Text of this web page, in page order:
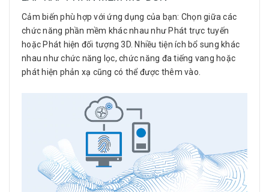
Cảm biến phù hợp với ứng dụng của bạn: Chọn giữa các
chức năng phần mềm khác nhau như Phát trực tuyến
hoặc Phát hiện đối tượng 3D. Nhiều tiện ích bổ sung khác
nhau như chức năng lọc, chức năng đa tiếng vang hoặc
phát hiện phản xạ cũng có thể được thêm vào.